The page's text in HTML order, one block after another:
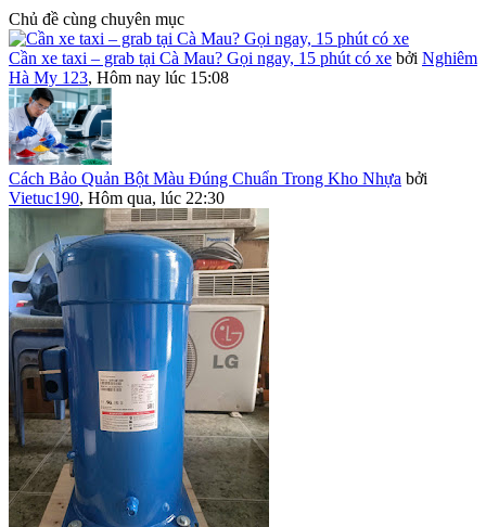
Chủ đề cùng chuyên mục
Cần xe taxi – grab tại Cà Mau? Gọi ngay, 15 phút có xe bởi Nghiêm
Hà My 123, Hôm nay lúc 15:08
Cách Bảo Quản Bột Màu Đúng Chuẩn Trong Kho Nhựa bởi
Vietuc190, Hôm qua, lúc 22:30